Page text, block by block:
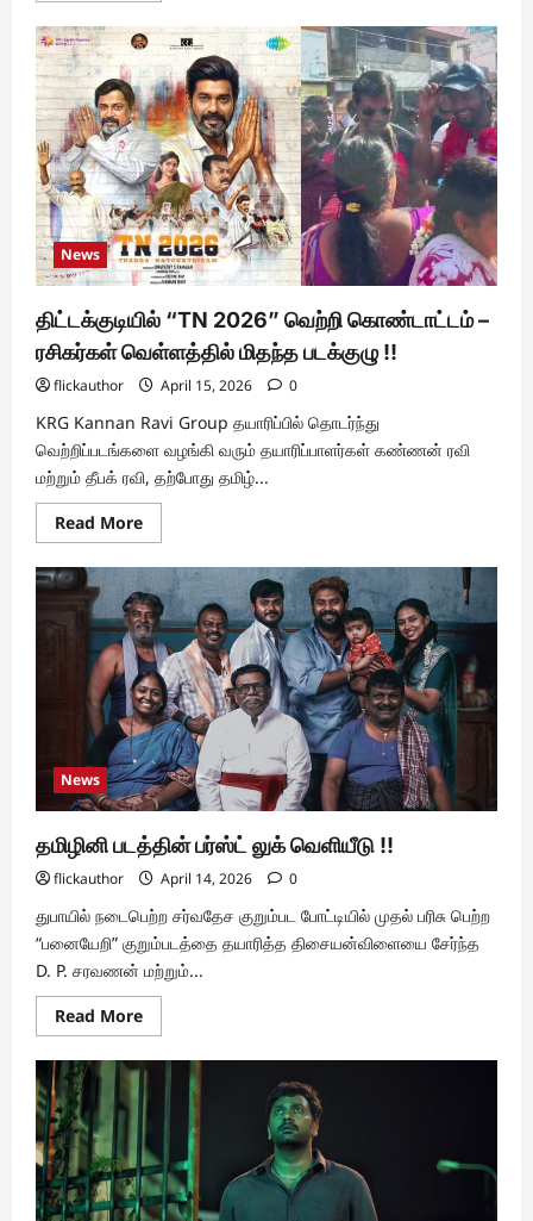
விஜய்
டிவிக்கு
வருகிறார்
‘தாய்மாமன்’
News
திட்டக்குடியில் “TN 2026” வெற்றி கொண்டாட்டம் –
ரசிகர்கள் வெள்ளத்தில் மிதந்த படக்குழு !!
flickauthor April 15, 2026 0
KRG Kannan Ravi Group தயாரிப்பில் தொடர்ந்து
வெற்றிப்படங்களை வழங்கி வரும் தயாரிப்பாளர்கள் கண்ணன் ரவி
மற்றும் தீபக் ரவி, தற்போது தமிழ்...
Read MoreRead
more
திட்டக்குடியில்
“TN
2026”
வெற்றி
கொண்டாட்டம்
–
ரசிகர்கள்
வெள்ளத்தில்
மிதந்த
படக்குழு
!!
News
தமிழினி படத்தின் பர்ஸ்ட் லுக் வெளியீடு !!
flickauthor April 14, 2026 0
துபாயில் நடைபெற்ற சர்வதேச குறும்பட போட்டியில் முதல் பரிசு பெற்ற
“பனையேறி” குறும்படத்தை தயாரித்த திசையன்விளையை சேர்ந்த
D. P. சரவணன் மற்றும்...
Read MoreRead
more
தமிழினி
படத்தின்
பர்ஸ்ட்
வெளியீடு
!!